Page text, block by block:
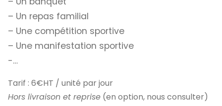
– Un repas familial
– Une compétition sportive
– Une manifestation sportive
-…
Tarif : 6€HT / unité par jour
Hors livraison et reprise (en option, nous consulter)